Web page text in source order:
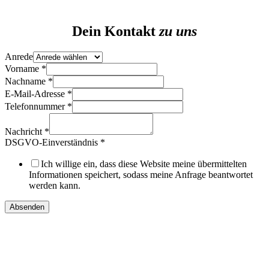
Dein Kontaktzu uns
Anrede
Vorname *
Nachname *
E-Mail-Adresse *
Telefonnummer *
Einverständnis
Nachname
Nachricht *
DSGVO-Einverständnis *
Ich willige ein, dass diese Website meine übermittelten
Informationen speichert, sodass meine Anfrage beantwortet
werden kann.
Absenden